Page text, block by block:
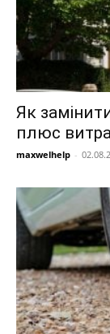
Як
плюс
maxwelhelp -